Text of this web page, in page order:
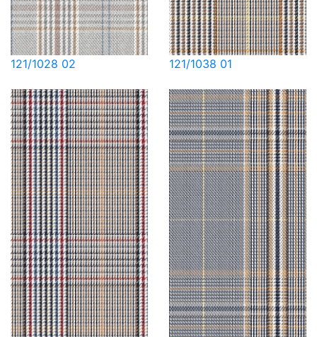
121/1028 02 121/1038 01